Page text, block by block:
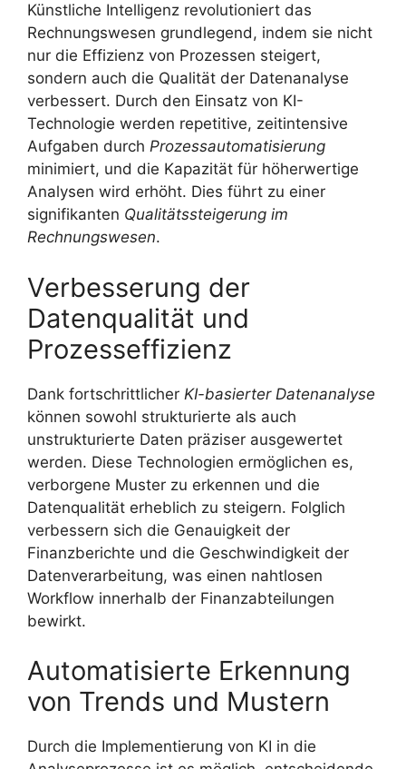
Künstliche Intelligenz revolutioniert das
Rechnungswesen grundlegend, indem sie nicht
nur die Effizienz von Prozessen steigert,
sondern auch die Qualität der Datenanalyse
verbessert. Durch den Einsatz von KI-
Technologie werden repetitive, zeitintensive
Aufgaben durch Prozessautomatisierung
minimiert, und die Kapazität für höherwertige
Analysen wird erhöht. Dies führt zu einer
signifikanten Qualitätssteigerung im
Rechnungswesen.
Verbesserung der
Datenqualität und
Prozesseffizienz
Dank fortschrittlicher KI-basierter Datenanalyse
können sowohl strukturierte als auch
unstrukturierte Daten präziser ausgewertet
werden. Diese Technologien ermöglichen es,
verborgene Muster zu erkennen und die
Datenqualität erheblich zu steigern. Folglich
verbessern sich die Genauigkeit der
Finanzberichte und die Geschwindigkeit der
Datenverarbeitung, was einen nahtlosen
Workflow innerhalb der Finanzabteilungen
bewirkt.
Automatisierte Erkennung
von Trends und Mustern
Durch die Implementierung von KI in die